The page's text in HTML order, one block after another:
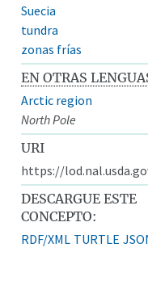
Suecia
tundra
zonas frías
EN OTRAS
Arctic region
North Pole
URI
https://
DESCARGUE ESTE
CONCEPTO:
RDF/XML TURTLE